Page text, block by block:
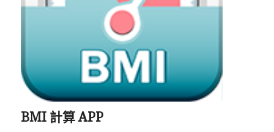
BMI 計算 APP